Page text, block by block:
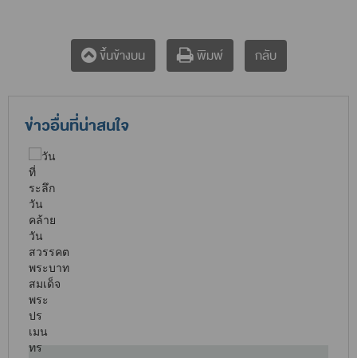
ขึ้นข้างบน พิมพ์ กลับ
ข่าวอื่นที่น่าสนใจ